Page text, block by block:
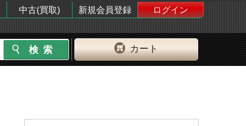
中古(買取) 新規会員登録
ログイン
カート